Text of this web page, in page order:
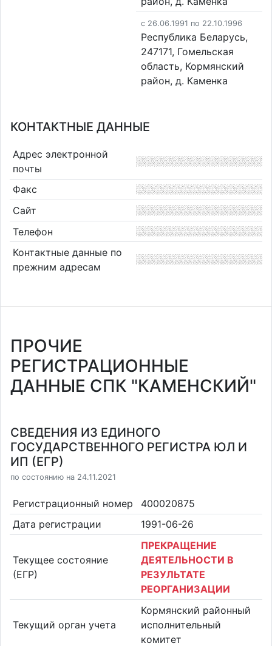
c 26.06.1991 по 22.10.1996
Республика Беларусь,
247171, Гомельская
область, Кормянский
район, д. Каменка
КОНТАКТНЫЕ ДАННЫЕ
Адрес электронной
почты
Факс
Сайт
Телефон
Контактные данные по
прежним адресам
ПРОЧИЕ
РЕГИСТРАЦИОННЫЕ
ДАННЫЕ СПК "КАМЕНСКИЙ"
СВЕДЕНИЯ ИЗ ЕДИНОГО
ГОСУДАРСТВЕННОГО РЕГИСТРА ЮЛ И
ИП (ЕГР)
по состоянию на 24.11.2021
Регистрационный номер
400020875
Дата регистрации
1991-06-26
Текущее состояние
(ЕГР)
ПРЕКРАЩЕНИЕ
ДЕЯТЕЛЬНОСТИ В
РЕЗУЛЬТАТЕ
РЕОРГАНИЗАЦИИ
Текущий орган учета
Кормянский районный
исполнительный
комитет